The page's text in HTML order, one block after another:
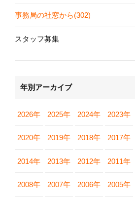
事務局の社窓から(302)
スタッフ募集
年別アーカイブ
2026年 2025年 2024年 2023年
2020年 2019年 2018年 2017年
2014年 2013年 2012年 2011年
2008年 2007年 2006年 2005年